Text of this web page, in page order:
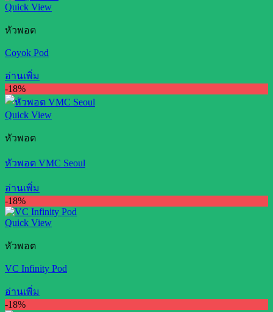
Quick View
หัวพอต
Coyok Pod
อ่านเพิ่ม
-18%
Quick View
หัวพอต
หัวพอต VMC Seoul
อ่านเพิ่ม
-18%
Quick View
หัวพอต
VC Infinity Pod
อ่านเพิ่ม
-18%